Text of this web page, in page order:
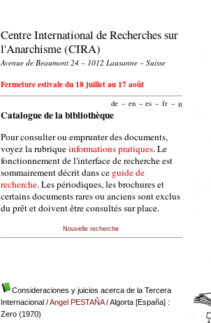
Centre International de Recherches sur
l'Anarchisme (CIRA)
Avenue de Beaumont 24 – 1012 Lausanne – Suisse
Fermeture estivale du 18 juillet au 17 août
de – en – es – fr – it
Catalogue de la bibliothèque
Pour consulter ou emprunter des documents,
voyez la rubriqueinformations pratiques. Le
fonctionnement de l'interface de recherche est
sommairement décrit dans ce guide de
recherche. Les périodiques, les brochures et
certains documents rares ou anciens sont exclus
du prêt et doivent être consultés sur place.
Nouvelle recherche
Consideraciones y juicios acerca de la Tercera
Internacional/Angel PESTAÑA/ Algorta [España] :
Zero (1970)